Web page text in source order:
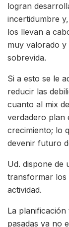
logran
incertidumbre
los llevan a
muy valorado y
sobrevida.
Si a esto se le
reducir las
cuanto al mix
verdadero plan
crecimiento; lo
devenir futuro
Ud. dispone de
transformar los
actividad.
La planificación
pasadas ya no